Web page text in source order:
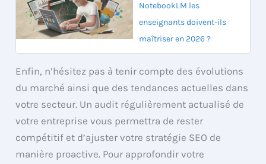
NotebookLM les
enseignants doivent-ils
maîtriser en 2026 ?
Enfin, n’hésitez pas à tenir compte des évolutions
du marché ainsi que des tendances actuelles dans
votre secteur. Un audit régulièrement actualisé de
votre entreprise vous permettra de rester
compétitif et d’ajuster votre stratégie SEO de
manière proactive. Pour approfondir votre